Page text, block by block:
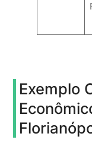
Exemplo